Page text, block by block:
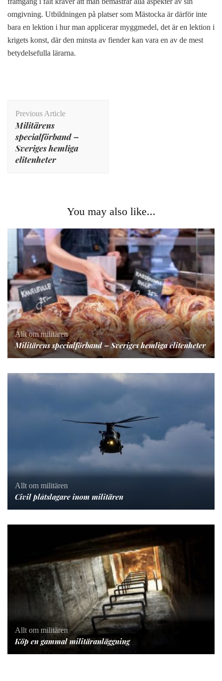
omgivning. Utbildningen på platser som Mästocka är därför inte
bara en lektion i hur man applicerar myggmedel, det är en lektion i
krigets konst, där den minsta av fiender kan vara en av de mest
betydelsefulla lärarna.
Navigation
Previous Article
Militärens
specialförband –
Sveriges hemliga
elitenheter
You may also like...
Allt om militären
Militärens specialförband – Sveriges hemliga elitenheter
Allt om militären
Civil plåtslagare inom militären
Allt om militären
Köp en gammal militäranläggning